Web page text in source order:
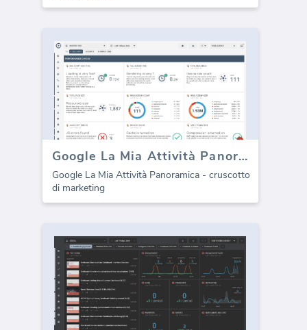
Google La Mia Attività Panoramica
Google La Mia Attività Panoramica - cruscotto
di marketing